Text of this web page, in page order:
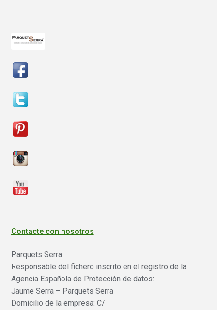
Contacte con nosotros
Parquets Serra
Responsable del fichero inscrito en el registro de la
Agencia Española de Protección de datos:
Jaume Serra – Parquets Serra
Domicilio de la empresa: C/